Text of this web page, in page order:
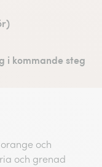
i kommande steg
och
och grenad